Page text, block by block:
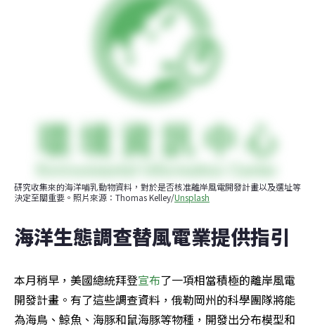
研究收集來的海洋哺乳動物資料，對於是否核准離岸風電開發計畫以及選址等
決定至關重要。照片來源：Thomas Kelley/Unsplash
海洋生態調查替風電業提供指引
本月稍早，美國總統拜登宣布了一項相當積極的離岸風電
開發計畫。有了這些調查資料，俄勒岡州的科學團隊將能
為海鳥、鯨魚、海豚和鼠海豚等物種，開發出分布模型和